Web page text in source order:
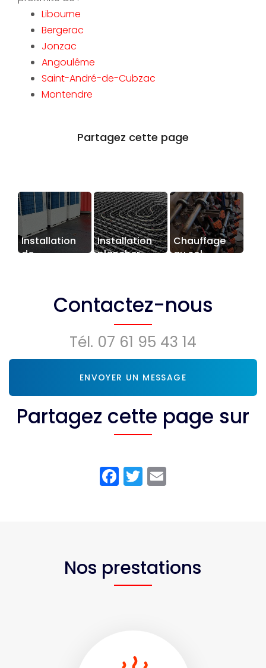
Libourne
Bergerac
Jonzac
Angoulême
Saint-André-de-Cubzac
Montendre
Installation
de
Installation
plancher
Chauffage
au sol
Contactez-nous
Tél. 07 61 95 43 14
ENVOYER UN MESSAGE
Partagez cette page sur
Facebook
Twitter
Nos prestations